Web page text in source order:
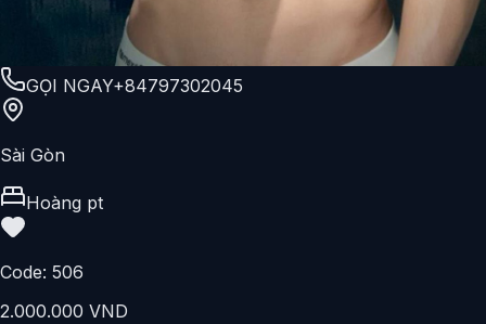
GỌI NGAY+84797302045
Sài Gòn
Hoàng pt
Code: 506
2.000.000 VND